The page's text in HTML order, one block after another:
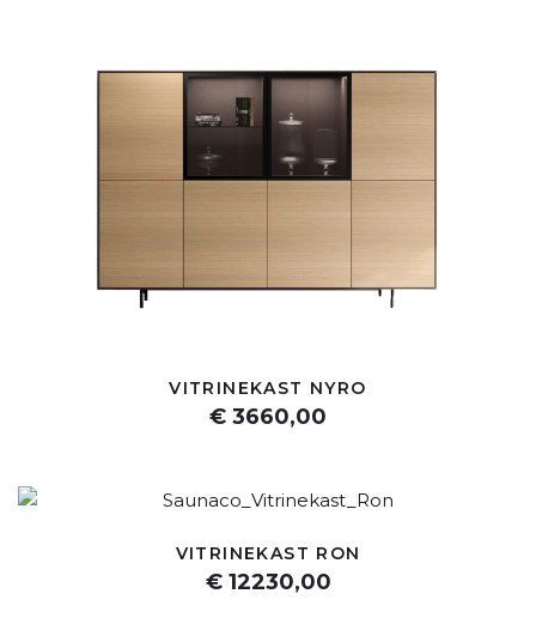
VITRINEKAST NYRO
€ 3660,00
VITRINEKAST RON
€ 12230,00